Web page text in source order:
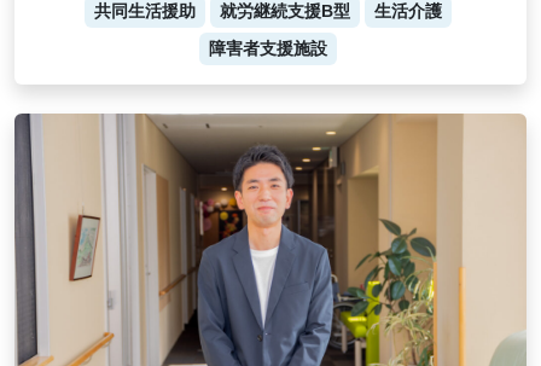
共同生活援助 就労継続支援B型
生活介護
障害者支援施設